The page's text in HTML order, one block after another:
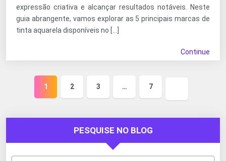
expressão criativa e alcançar resultados notáveis. Neste
guia abrangente, vamos explorar as 5 principais marcas de
tinta aquarela disponíveis no […]
Continue
1 2 3 …
7
PESQUISE NO BLOG